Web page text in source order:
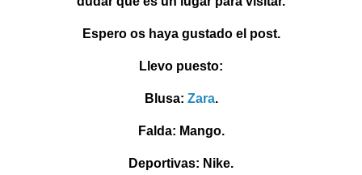
Espero os haya gustado el post.
Llevo puesto:
Blusa: Zara.
Falda: Mango.
Deportivas: Nike.